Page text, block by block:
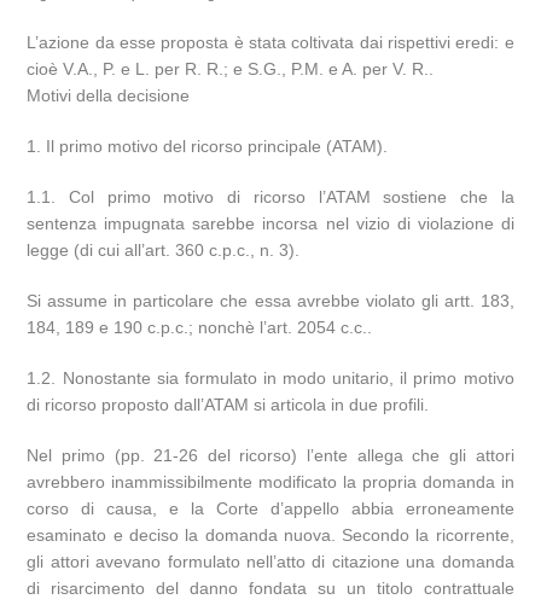
L’azione da esse proposta è stata coltivata dai rispettivi eredi: e
cioè V.A., P. e L. per R. R.; e S.G., P.M. e A. per V. R..
Motivi della decisione
1. Il primo motivo del ricorso principale (ATAM).
1.1. Col primo motivo di ricorso l’ATAM sostiene che la
sentenza impugnata sarebbe incorsa nel vizio di violazione di
legge (di cui all’art. 360 c.p.c., n. 3).
Si assume in particolare che essa avrebbe violato gli artt. 183,
184, 189 e 190 c.p.c.; nonchè l’art. 2054 c.c..
1.2. Nonostante sia formulato in modo unitario, il primo motivo
di ricorso proposto dall’ATAM si articola in due profili.
Nel primo (pp. 21-26 del ricorso) l’ente allega che gli attori
avrebbero inammissibilmente modificato la propria domanda in
corso di causa, e la Corte d’appello abbia erroneamente
esaminato e deciso la domanda nuova. Secondo la ricorrente,
gli attori avevano formulato nell’atto di citazione una domanda
di risarcimento del danno fondata su un titolo contrattuale